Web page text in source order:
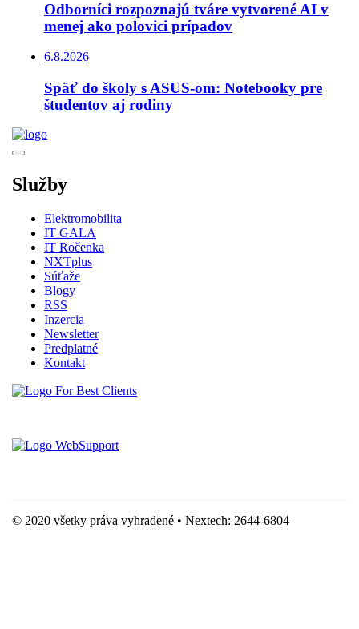
Odborníci rozpoznajú tváre vytvorené AI v
menej ako polovici prípadov
6.8.2026
Späť do školy s ASUS-om: Notebooky pre
študentov aj rodiny
Služby
Elektromobilita
IT GALA
IT Ročenka
NXTplus
Súťaže
Blogy
RSS
Inzercia
Newsletter
Predplatné
Kontakt
© 2020 všetky práva vyhradené • Nextech: 2644-6804